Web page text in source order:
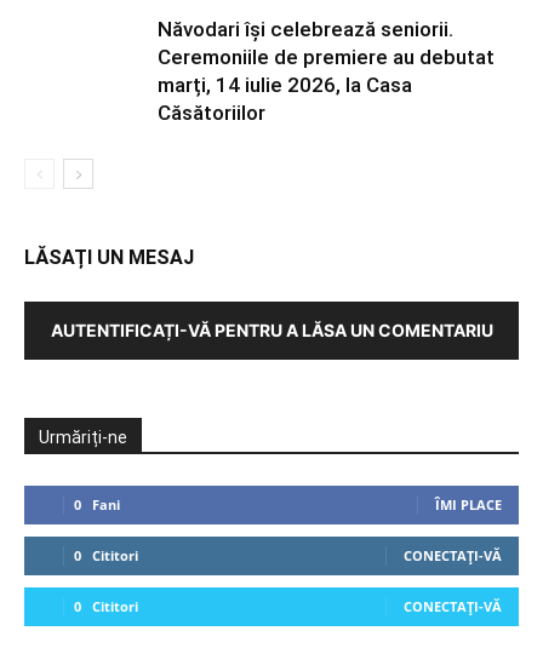
Năvodari își celebrează seniorii.
Ceremoniile de premiere au debutat
marți, 14 iulie 2026, la Casa
Căsătoriilor
LĂSAȚI UN MESAJ
AUTENTIFICAȚI-VĂ PENTRU A LĂSA UN COMENTARIU
Urmăriți-ne
0 Fani ÎMI PLACE
0 Cititori CONECTAȚI-VĂ
0 Cititori CONECTAȚI-VĂ